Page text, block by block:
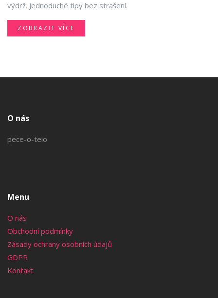
výdrž. Jednoduché tipy bez strašení.
ZOBRAZIT VÍCE
O nás
pece-o-telo
Menu
O nás
Obchodní podmínky
Zásady ochrany osobních údajů
GDPR
Kontakt